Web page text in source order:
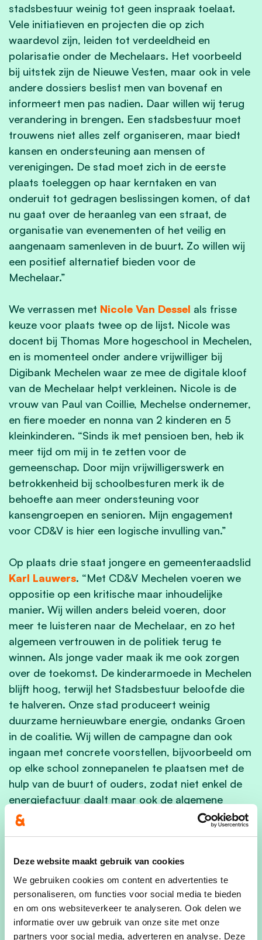
Deze website maakt gebruik van cookies
We gebruiken cookies om content en advertenties te
personaliseren, om functies voor social media te bieden
en om ons websiteverkeer te analyseren. Ook delen we
informatie over uw gebruik van onze site met onze
partners voor social media, adverteren en analyse. Deze
stadsbestuur weinig tot geen inspraak toelaat.
Vele initiatieven en projecten die op zich
waardevol zijn, leiden tot verdeeldheid en
polarisatie onder de Mechelaars. Het voorbeeld
bij uitstek zijn de Nieuwe Vesten, maar ook in vele
andere dossiers beslist men van bovenaf en
informeert men pas nadien. Daar willen wij terug
verandering in brengen. Een stadsbestuur moet
trouwens niet alles zelf organiseren, maar biedt
kansen en ondersteuning aan mensen of
verenigingen. De stad moet zich in de eerste
plaats toeleggen op haar kerntaken en van
onderuit tot gedragen beslissingen komen, of dat
nu gaat over de heraanleg van een straat, de
organisatie van evenementen of het veilig en
aangenaam samenleven in de buurt. Zo willen wij
een positief alternatief bieden voor de
Mechelaar.”
We verrassen met Nicole Van Dessel als frisse
keuze voor plaats twee op de lijst. Nicole was
docent bij Thomas More hogeschool in Mechelen,
en is momenteel onder andere vrijwilliger bij
Digibank Mechelen waar ze mee de digitale kloof
van de Mechelaar helpt verkleinen. Nicole is de
vrouw van Paul van Coillie, Mechelse ondernemer,
en fiere moeder en nonna van 2 kinderen en 5
kleinkinderen. “Sinds ik met pensioen ben, heb ik
meer tijd om mij in te zetten voor de
gemeenschap. Door mijn vrijwilligerswerk en
betrokkenheid bij schoolbesturen merk ik de
behoefte aan meer ondersteuning voor
kansengroepen en senioren. Mijn engagement
voor CD&V is hier een logische invulling van.”
Op plaats drie staat jongere en gemeenteraadslid
Karl Lauwers. “Met CD&V Mechelen voeren we
oppositie op een kritische maar inhoudelijke
manier. Wij willen anders beleid voeren, door
meer te luisteren naar de Mechelaar, en zo het
algemeen vertrouwen in de politiek terug te
winnen. Als jonge vader maak ik me ook zorgen
over de toekomst. De kinderarmoede in Mechelen
blijft hoog, terwijl het Stadsbestuur beloofde die
te halveren. Onze stad produceert weinig
duurzame hernieuwbare energie, ondanks Groen
in de coalitie. Wij willen de campagne dan ook
ingaan met concrete voorstellen, bijvoorbeeld om
op elke school zonnepanelen te plaatsen met de
hulp van de buurt of ouders, zodat niet enkel de
energiefactuur daalt maar ook de algemene
leefbaarheid verbetert.”
rond de buurten. Onze voorzitterBram Van der
Auweravalt dit helder samen: “We willen veel
meer aandacht voor de dagelijkse
bekommernissen van onze stadsgenoten, en die
spelen zich eerst en vooral af in hun eigen